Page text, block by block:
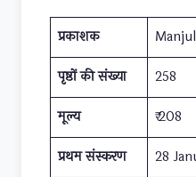
प्रकाशक
पृष्ठों की संख्या
258
मूल्य
₹ 208
प्रथम संस्करण
28